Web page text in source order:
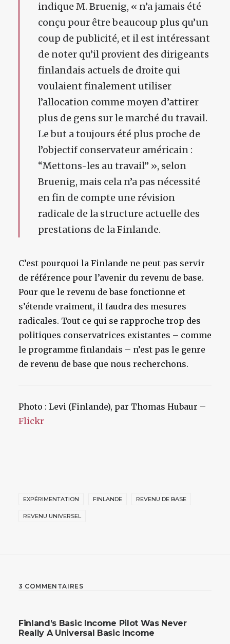
indique M. Bruenig, « n’a jamais été
conçu pour être beaucoup plus qu’un
coup de publicité, et il est intéressant
de noter qu’il provient des dirigeants
finlandais actuels de droite qui
voulaient finalement utiliser
l’allocation comme moyen d’attirer
plus de gens sur le marché du travail.
Le but a toujours été plus proche de
l’objectif conservateur américain :
“Mettons-les au travail” », selon
Bruenig, mais cela n’a pas nécessité
en fin de compte une révision
radicale de la structure actuelle des
prestations de la Finlande.
C’est pourquoi la Finlande ne peut pas servir
de référence pour l’avenir du revenu de base.
Pour que le revenu de base fonctionne et
s’étende vraiment, il faudra des mesures
radicales. Tout ce qui se rapproche trop des
politiques conservatrices existantes – comme
le programme finlandais – n’est pas le genre
de revenu de base que nous recherchons.
Photo : Levi (Finlande), par Thomas Hubaur –
Flickr
EXPÉRIMENTATION FINLANDE REVENU DE BASE
REVENU UNIVERSEL
3 COMMENTAIRES
Finland’s Basic Income Pilot Was Never
Really A Universal Basic Income